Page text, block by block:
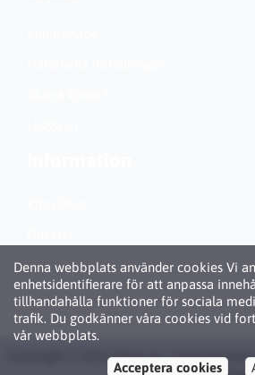
Denna webbplats använder cookies Vi
enhetsidentifierare för att anpassa
tillhandahålla funktioner för sociala
trafik. Du godkänner våra cookies vid
vår webbplats.
Acceptera cookies
Personuppgiftspolicy (GDPR)
Om Cookies
Copyright © 2026 Bläck.se / Patronbutiken